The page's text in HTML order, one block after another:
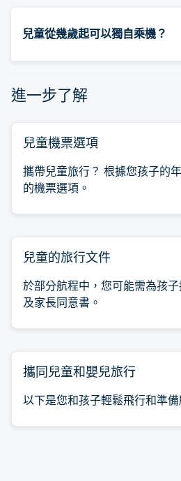
兒童從幾歲起可以獨自乘機？
進一步了解
兒童機票選項
攜帶兒童旅行？ 根據您孩子的
的機票選項。
兒童的旅行文件
於部分航程中，您可能需為孩
及家長同意書。
攜同兒童和嬰兒旅行
以下是您和孩子輕鬆飛行和準備